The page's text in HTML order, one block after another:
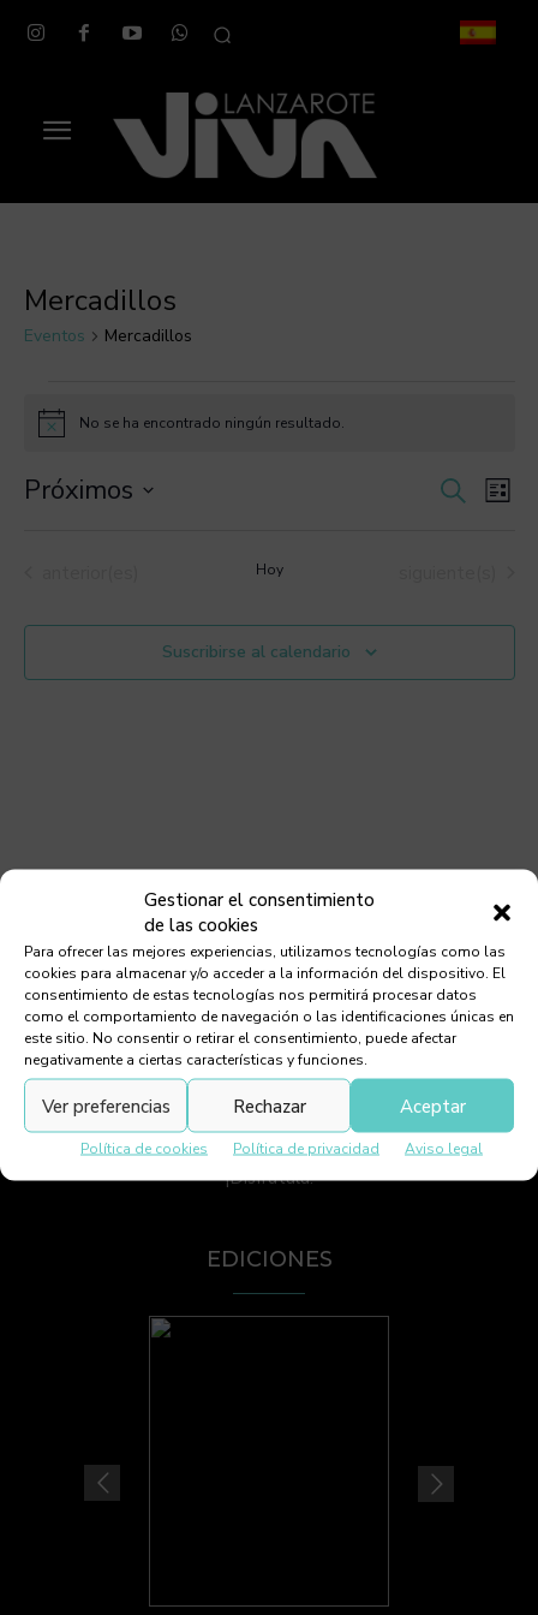
Gestionar el consentimiento
de las cookies
Para ofrecer las mejores experiencias, utilizamos tecnologías como las
cookies para almacenar y/o acceder a la información del dispositivo. El
consentimiento de estas tecnologías nos permitirá procesar datos
como el comportamiento de navegación o las identificaciones únicas en
este sitio. No consentir o retirar el consentimiento, puede afectar
negativamente a ciertas características y funciones.
Aceptar
Rechazar
Ver preferencias
Política de cookies Política de privacidad Aviso legal
Mercadillos
Eventos Mercadillos
Eventos
Aviso No se ha encontrado ningún resultado.
y
vistas
BuscarLista
Próximos
Hoy
Suscribirse al calendario
Viva Lanzarote es la revista líder de Lanzarote. Bilingüe y
de alta calidad. Contamos con la mayor distribución y
número de ejemplares de Lanzarote. Impresa y digital
¡Disfrútala!
EDICIONES